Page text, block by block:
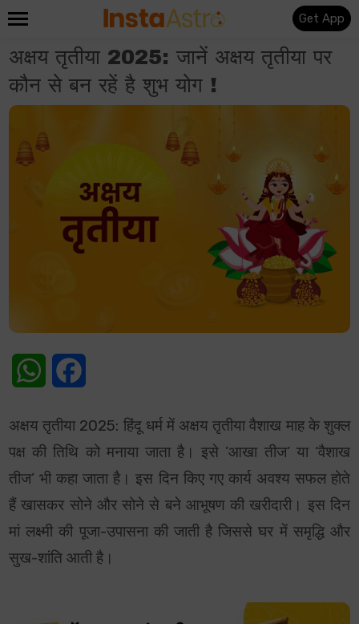
Get App
अक्षय तृतीया 2025: जानें अक्षय तृतीया पर
कौन से बन रहें है शुभ योग !
WhatsApp
अक्षय तृतीया 2025: हिंदू धर्म में अक्षय तृतीया वैशाख माह के शुक्ल
पक्ष की तिथि को मनाया जाता है। इसे ’आखा तीज’ या ‘वैशाख
तीज’ भी कहा जाता है। इस दिन किए गए कार्य अवश्य सफल होते
हैं खासकर सोने और सोने से बने आभूषण की खरीदारी। इस दिन
मां लक्ष्मी की पूजा-उपासना की जाती है जिससे घर में समृद्धि और
सुख-शांति आती है।